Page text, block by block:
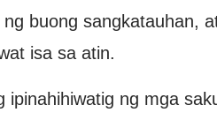
buong sangkatauhan,
isa sa atin.
ipinahihiwatig ng mga